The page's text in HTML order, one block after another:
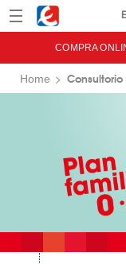
Menú Eroski
COMPRA
Home